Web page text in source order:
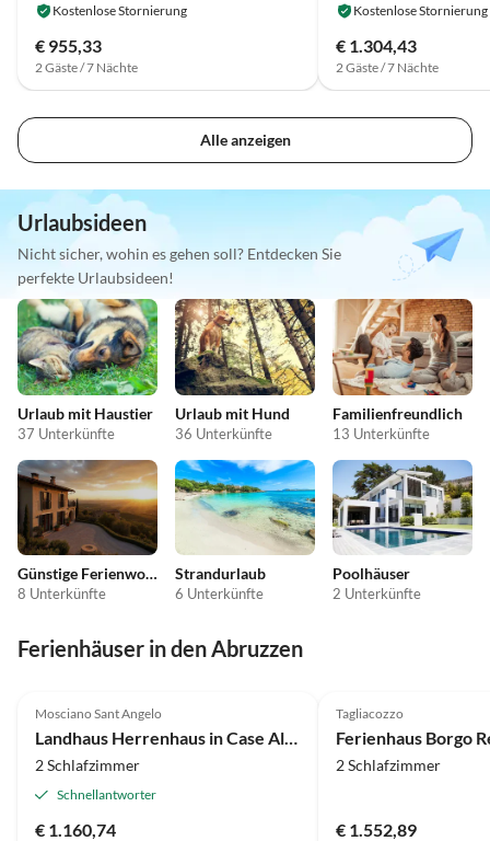
Kostenlose Stornierung
€ 955,33
2 Gäste / 7 Nächte
Kostenlose Stornierung
€ 1.304,43
2 Gäste / 7 Nächte
Alle anzeigen
Urlaubsideen
Nicht sicher, wohin es gehen soll? Entdecken Sie
perfekte Urlaubsideen!
Urlaub mit Haustier
37 Unterkünfte
Urlaub mit Hund
36 Unterkünfte
Familienfreundlich
13 Unterkünfte
Günstige Ferienwohnungen
8 Unterkünfte
Strandurlaub
6 Unterkünfte
Poolhäuser
2 Unterkünfte
Ferienhäuser in den Abruzzen
Mosciano Sant Angelo
Landhaus Herrenhaus in Case Alte mit Pool und Garten
2 Schlafzimmer
Schnellantworter
€ 1.160,74
Tagliacozzo
2 Schlafzimmer
€ 1.552,89